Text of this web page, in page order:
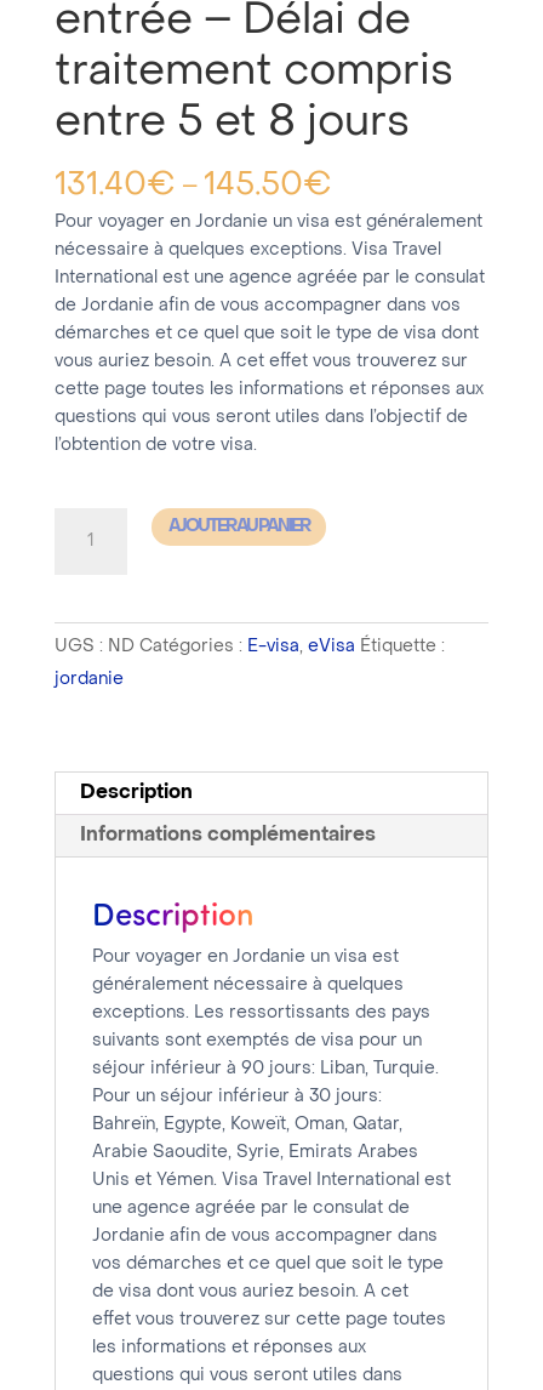
entrée – Délai de
traitement compris
entre 5 et 8 jours
131.40€ – 145.50€
Pour voyager en Jordanie un visa est généralement
nécessaire à quelques exceptions. Visa Travel
International est une agence agréée par le consulat
de Jordanie afin de vous accompagner dans vos
démarches et ce quel que soit le type de visa dont
vous auriez besoin. A cet effet vous trouverez sur
cette page toutes les informations et réponses aux
questions qui vous seront utiles dans l’objectif de
l’obtention de votre visa.
-
Visa
Tourisme
Délai
compris
entre
jours
AJOUTER AU PANIER
UGS : ND Catégories : E-visa, eVisa Étiquette :
jordanie
Description
Informations complémentaires
Description
Pour voyager en Jordanie un visa est
généralement nécessaire à quelques
exceptions. Les ressortissants des pays
suivants sont exemptés de visa pour un
séjour inférieur à 90 jours: Liban, Turquie.
Pour un séjour inférieur à 30 jours:
Bahreïn, Egypte, Koweït, Oman, Qatar,
Arabie Saoudite, Syrie, Emirats Arabes
Unis et Yémen. Visa Travel International est
une agence agréée par le consulat de
Jordanie afin de vous accompagner dans
vos démarches et ce quel que soit le type
de visa dont vous auriez besoin. A cet
effet vous trouverez sur cette page toutes
les informations et réponses aux
questions qui vous seront utiles dans